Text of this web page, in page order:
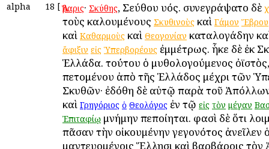
alpha 18 [ Ἄβαρις· Σκύθης, Σεύθου υἱός. συνεγράψατο δὲ
τοὺς καλουμένους Σκυθινοὺς καὶ Γάμον Ἕβρου
καὶ Καθαρμοὺς καὶ Θεογονίαν καταλογάδην
ἄφιξιν εἰς Ὑπερβορέους ἐμμέτρως. ἧκε δὲ ἐκ
Ἑλλάδα. τούτου ὁ μυθολογούμενος
πετομένου ἀπὸ τῆς Ἑλλάδος μέχρι τῶν
Σκυθῶν· ἐδόθη δὲ αὐτῷ παρὰ τοῦ
καὶ Γρηγόριος ὁ Θεολόγος ἐν τῷ εἰς τὸν μέγαν
Ἐπιταφίῳ μνήμην πεποίηται. φασὶ δὲ ὅτι
πᾶσαν τὴν οἰκουμένην γεγονότος
μαντευομένοις Ἕλλησι καὶ βαρβάροις τὸν